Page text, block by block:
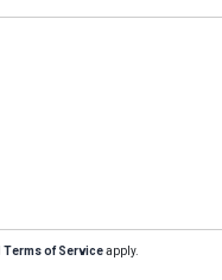
Terms of Serviceapply.